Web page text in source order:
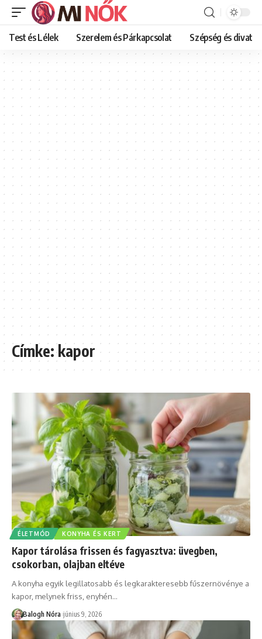
Test és Lélek Szerelem és Párkapcsolat Szépség és divat
Címke:kapor
ÉLETMÓD KONYHA ÉS KERT
Kapor tárolása frissen és fagyasztva: üvegben,
csokorban, olajban eltéve
A konyha egyik legillatosabb és legkarakteresebb fűszernövénye a
kapor, melynek friss, enyhén…
Balogh Nóra június 9, 2026